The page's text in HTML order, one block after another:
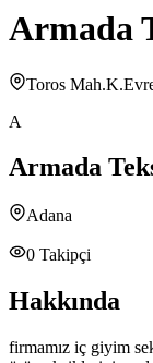
Armada
Toros
A
Armada
Adana
0 Takipçi
Hakkında
firmamız iç giyim